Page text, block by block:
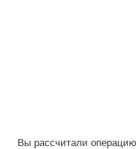
Вы рассчитали операцию